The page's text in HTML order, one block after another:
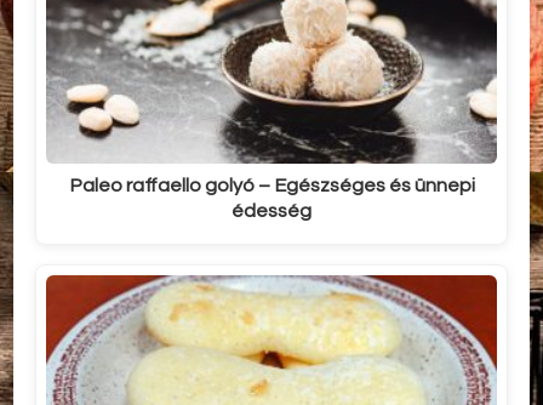
Paleo raffaello golyó – Egészséges és ünnepi
édesség